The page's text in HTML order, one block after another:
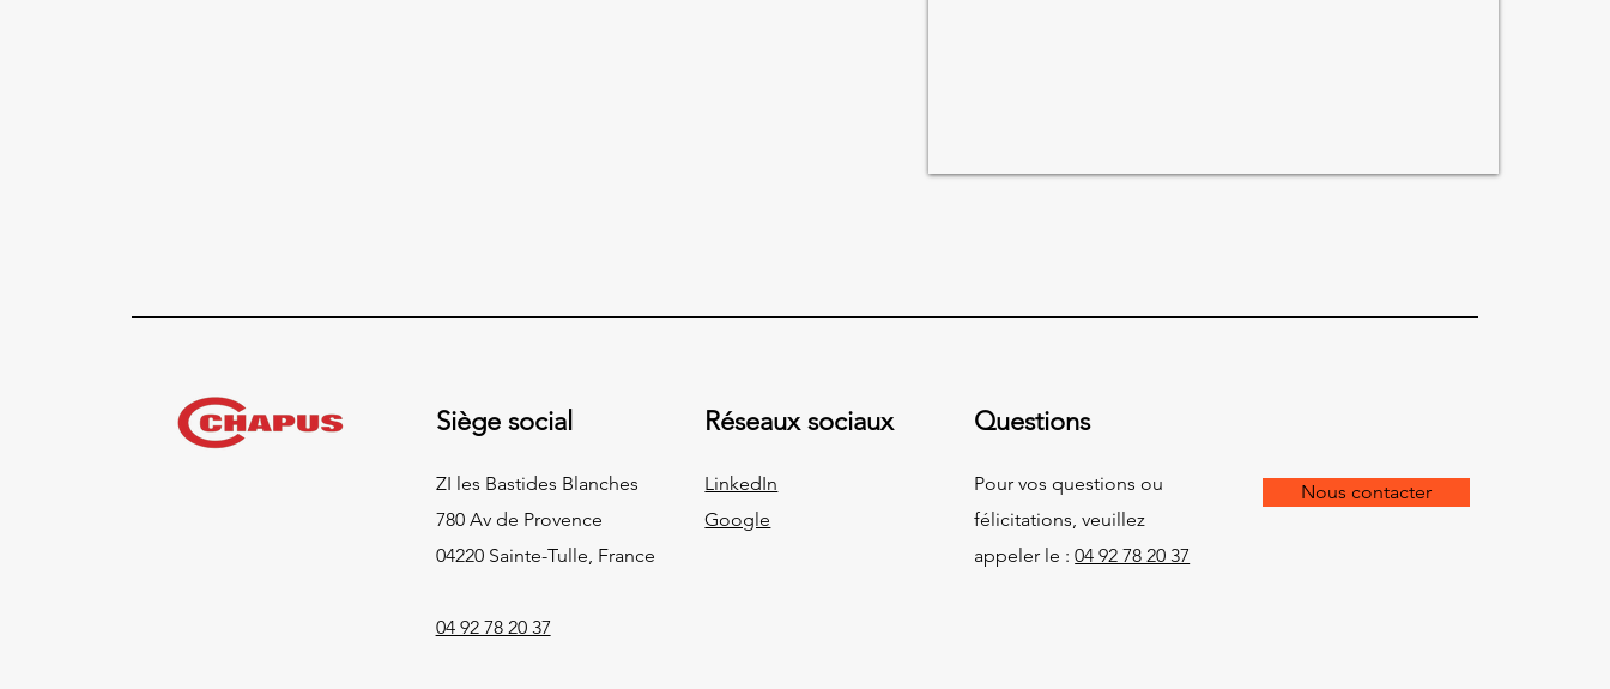
Siège social
ZI les Bastides Blanches
780 Av de Provence
04220 Sainte-Tulle, France
04 92 78 20 37
Réseaux sociaux
LinkedIn
Google
Questions
Pour vos questions ou
félicitations, veuillez
appeler le :04 92 78 20 37
Nous contacter